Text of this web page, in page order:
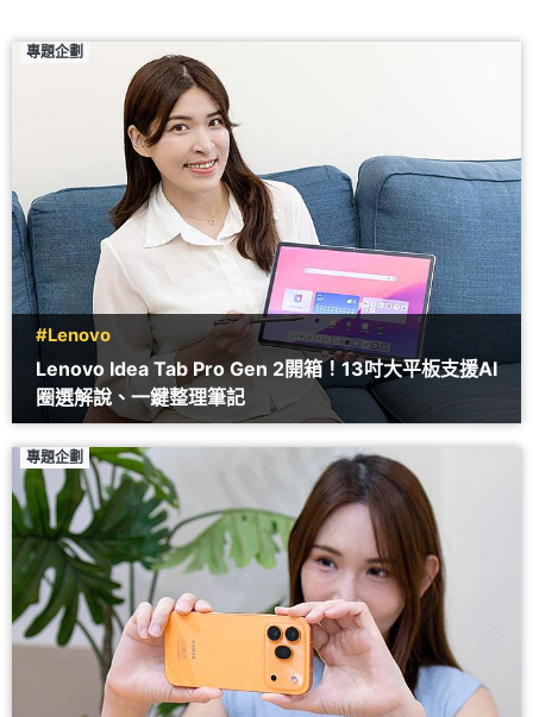
專題企劃
#Lenovo
Lenovo Idea Tab Pro Gen 2開箱！13吋大平板支援AI
圈選解說、一鍵整理筆記
專題企劃